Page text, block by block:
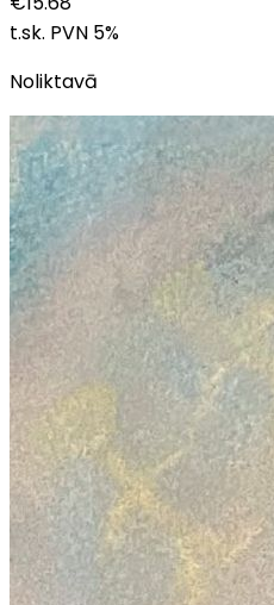
t.sk. PVN 5%
Noliktavā